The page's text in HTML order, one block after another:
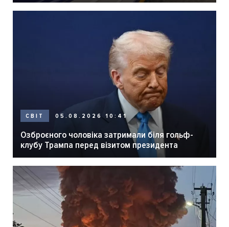
СВІТ 05.08.2026 10:41
Озброєного чоловіка затримали біля гольф-
клубу Трампа перед візитом президента